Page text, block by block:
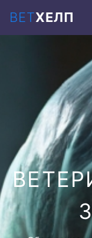
ВЕТХЕЛП